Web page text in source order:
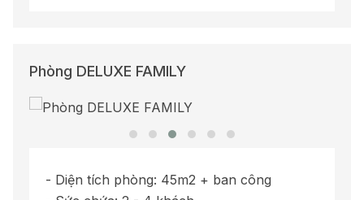
Phòng DELUXE FAMILY
- Diện tích phòng: 45m2 + ban công